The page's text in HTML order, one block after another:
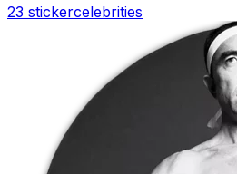
23 stickercelebrities